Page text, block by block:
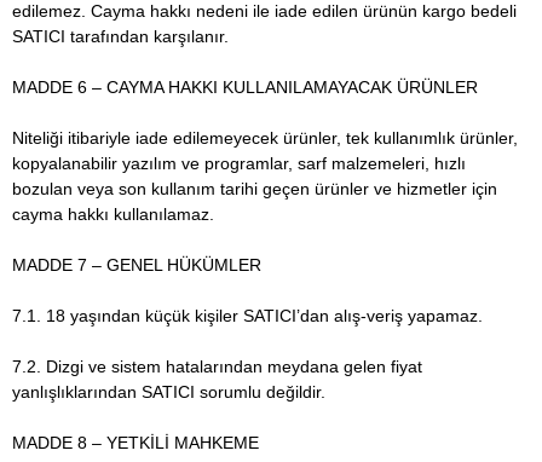
edilemez. Cayma hakkı nedeni ile iade edilen ürünün kargo bedeli
SATICI tarafından karşılanır.
MADDE 6 – CAYMA HAKKI KULLANILAMAYACAK ÜRÜNLER
Niteliği itibariyle iade edilemeyecek ürünler, tek kullanımlık ürünler,
kopyalanabilir yazılım ve programlar, sarf malzemeleri, hızlı
bozulan veya son kullanım tarihi geçen ürünler ve hizmetler için
cayma hakkı kullanılamaz.
MADDE 7 – GENEL HÜKÜMLER
7.1. 18 yaşından küçük kişiler SATICI’dan alış-veriş yapamaz.
7.2. Dizgi ve sistem hatalarından meydana gelen fiyat
yanlışlıklarından SATICI sorumlu değildir.
MADDE 8 – YETKİLİ MAHKEME